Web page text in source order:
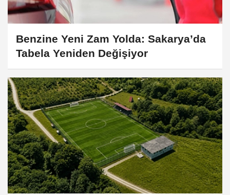
Benzine Yeni Zam Yolda: Sakarya’da
Tabela Yeniden Değişiyor